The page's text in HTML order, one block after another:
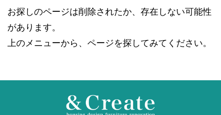
お探しのページは削除されたか、存在しない可能性
があります。
上のメニューから、ページを探してみてください。